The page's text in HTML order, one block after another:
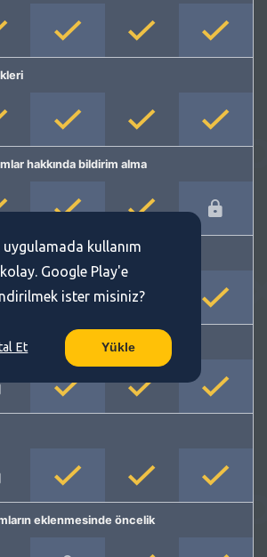
hakkında bildirim alma
eklenmesinde öncelik
kullanım
Google Play'e
ister misiniz?
Et Yükle